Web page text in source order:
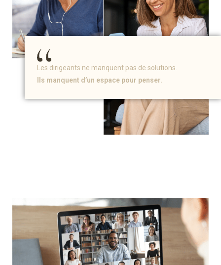
Les dirigeants ne manquent pas de solutions.
Ils manquent d’un espace pour penser.